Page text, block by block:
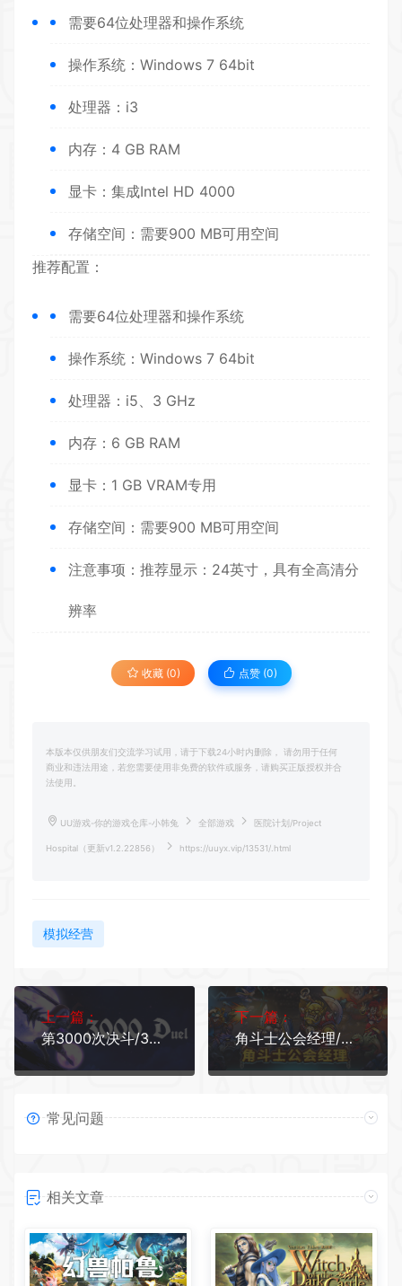
需要64位处理器和操作系统
操作系统：Windows 7 64bit
处理器：i3
内存：4 GB RAM
显卡：集成Intel HD 4000
存储空间：需要900 MB可用空间
推荐配置：
需要64位处理器和操作系统
操作系统：Windows 7 64bit
处理器：i5、3 GHz
内存：6 GB RAM
显卡：1 GB VRAM专用
存储空间：需要900 MB可用空间
注意事项：推荐显示：24英寸，具有全高清分
辨率
收藏 (0) 点赞 (0)
本版本仅供朋友们交流学习试用，请于下载24小时内删除， 请勿用于任何
商业和违法用途，若您需要使用非免费的软件或服务，请购买正版授权并合
法使用。
UU游戏-你的游戏仓库-小韩兔 全部游戏 医院计划/Project
Hospital（更新v1.2.22856） https://uuyx.vip/13531/.html
模拟经营
上一篇：
第3000次决斗/3000th Duel （更新v1.1.2 ）
下一篇：
角斗士公会经理/Gladiator Guild Manager（更新v1.15.1）
常见问题
相关文章